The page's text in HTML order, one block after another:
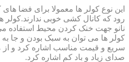
رود که کانال کشی خوبی ندارند.کولر
نانو جهت خنک کردن محیط استفاده می
کولر ها می توان به سبک بودن و جا
سریع و قیمت مناسب اشاره کرد و از
صدای زیاد و باد کم اشاره کرد.